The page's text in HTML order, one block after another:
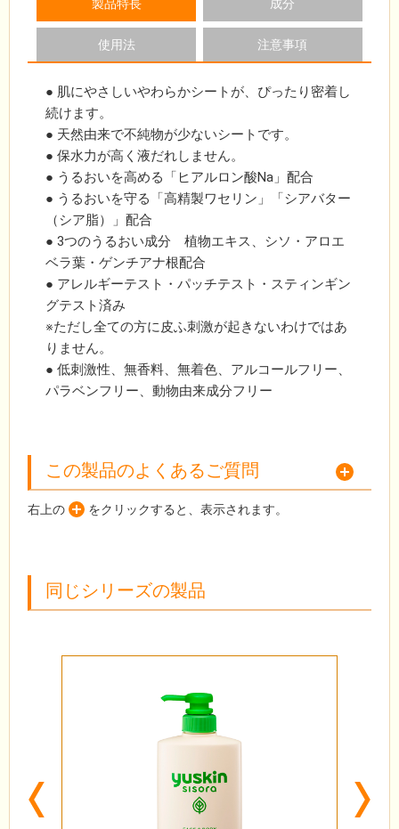
製品特長 成分
使用法 注意事項
● 肌にやさしいやわらかシートが、ぴったり密着し
続けます。
● 天然由来で不純物が少ないシートです。
● 保水力が高く液だれしません。
● うるおいを高める「ヒアルロン酸Na」配合
● うるおいを守る「高精製ワセリン」「シアバター
（シア脂）」配合
● 3つのうるおい成分 植物エキス、シソ・アロエ
ベラ葉・ゲンチアナ根配合
● アレルギーテスト・パッチテスト・スティンギン
グテスト済み
※ただし全ての方に皮ふ刺激が起きないわけではあ
りません。
● 低刺激性、無香料、無着色、アルコールフリー、
パラベンフリー、動物由来成分フリー
この製品のよくあるご質問
右上の をクリックすると、表示されます。
同じシリーズの製品